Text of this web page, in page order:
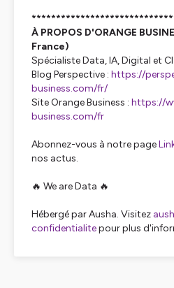
À PROPOS D'ORANGE
France)
Spécialiste Data, IA, Digital et
Blog Perspective : https://
business.com/fr/
Site Orange Business : https://
business.com/fr
Abonnez-vous à notre page
nos actus.
🔥 We are Data 🔥
Hébergé par Ausha. Visitez
confidentialitepour plus